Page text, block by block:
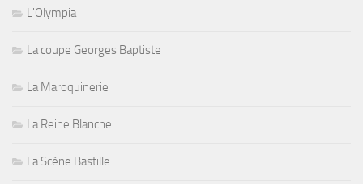
L'Olympia
La coupe Georges Baptiste
La Maroquinerie
La Reine Blanche
La Scène Bastille